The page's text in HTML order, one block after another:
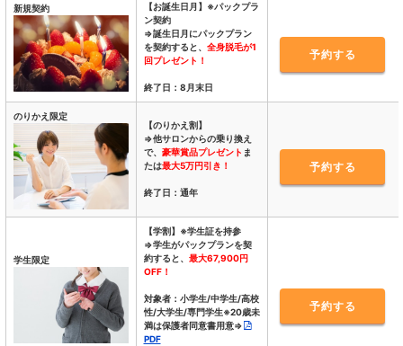
新規契約
【お誕生日月】※パックプラ
ン契約
⇒誕生日月にパックプラン
を契約すると、 全身脱毛が1
回プレゼント！
終了日：8月末日
予約する
のりかえ限定
【のりかえ割】
⇒他サロンからの乗り換え
で、 豪華賞品プレゼント ま
たは最大5万円引き！
終了日：通年
予約する
学生限定
【学割】※学生証を持参
⇒学生がパックプランを契
約すると、 最大67,900円
OFF！
対象者：小学生/中学生/高校
性/大学生/専門学生※20歳未
満は保護者同意書用意⇒
PDF
予約する